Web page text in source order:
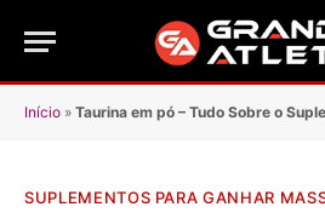
Início » Taurina em pó – Tudo Sobre o
SUPLEMENTOS PARA GANHAR